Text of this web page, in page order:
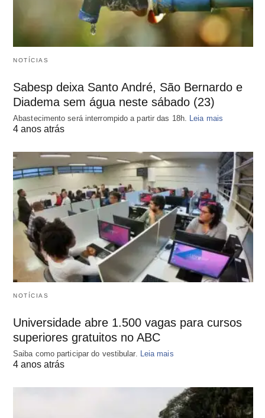
NOTÍCIAS
Sabesp deixa Santo André, São Bernardo e
Diadema sem água neste sábado (23)
Abastecimento será interrompido a partir das 18h. Leia mais
4 anos atrás
NOTÍCIAS
Universidade abre 1.500 vagas para cursos
superiores gratuitos no ABC
Saiba como participar do vestibular. Leia mais
4 anos atrás